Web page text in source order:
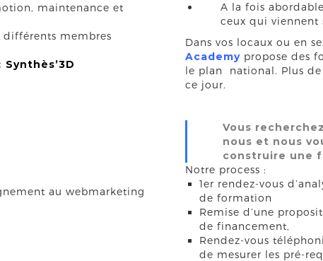
maintenance et
différents membres
Synthès’3D
au webmarketing
A la fois
ceux qui viennent
Dans vos locaux ou en
Academy propose des
le plan national. Plus
ce jour.
Vous
nous et nous
construire une
Notre process :
1er rendez-vous
de formation
Remise d’une
de financement,
Rendez-vous
de mesurer les pré-